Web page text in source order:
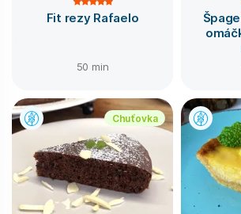
Fit rezy Rafaelo
50 min
Chuťovka